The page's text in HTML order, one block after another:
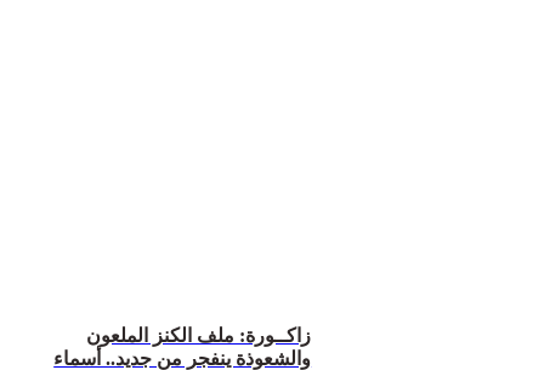
زاكــورة: ملف الكنز الملعون
والشعوذة ينفجر من جديد.. أسماء